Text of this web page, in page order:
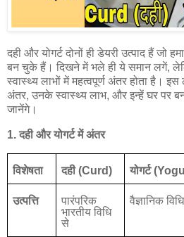
दही और योगर्ट दोनों ही डेयरी उत्पाद हैं जो
बन चुके हैं। दिखने में भले ही ये समान लगें,
स्वास्थ्य लाभों में महत्वपूर्ण अंतर होता है। इस
अंतर, उनके स्वास्थ्य लाभ, और इन्हें घर पर
जानेंगे।
1.दही और योगर्ट में अंतर
विशेषता दही(Curd) योगर्ट
उत्पत्ति
पारंपरिक
भारतीय विधि
से
वैज्ञानिक विधि